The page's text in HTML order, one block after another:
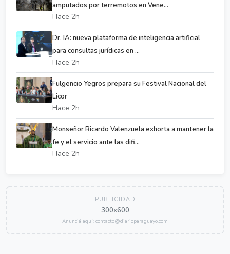
amputados por terremotos en Vene...
Hace 2h
Dr. IA: nueva plataforma de inteligencia artificial
para consultas jurídicas en ...
Hace 2h
Fulgencio Yegros prepara su Festival Nacional del
Licor
Hace 2h
Monseñor Ricardo Valenzuela exhorta a mantener la
fe y el servicio ante las difi...
Hace 2h
PUBLICIDAD
300x600
Anunciá aquí: contacto@diarioparaguayo.com